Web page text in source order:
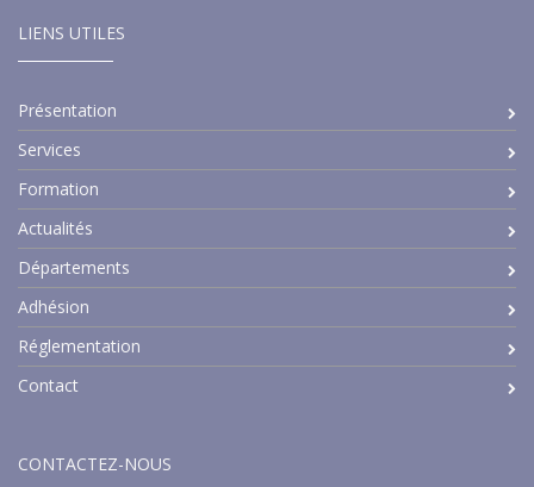
LIENS UTILES
Présentation
Services
Formation
Actualités
Départements
Adhésion
Réglementation
Contact
CONTACTEZ-NOUS